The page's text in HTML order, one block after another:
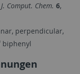
J. Comput. Chem. 6,
perpendicular,
biphenyl